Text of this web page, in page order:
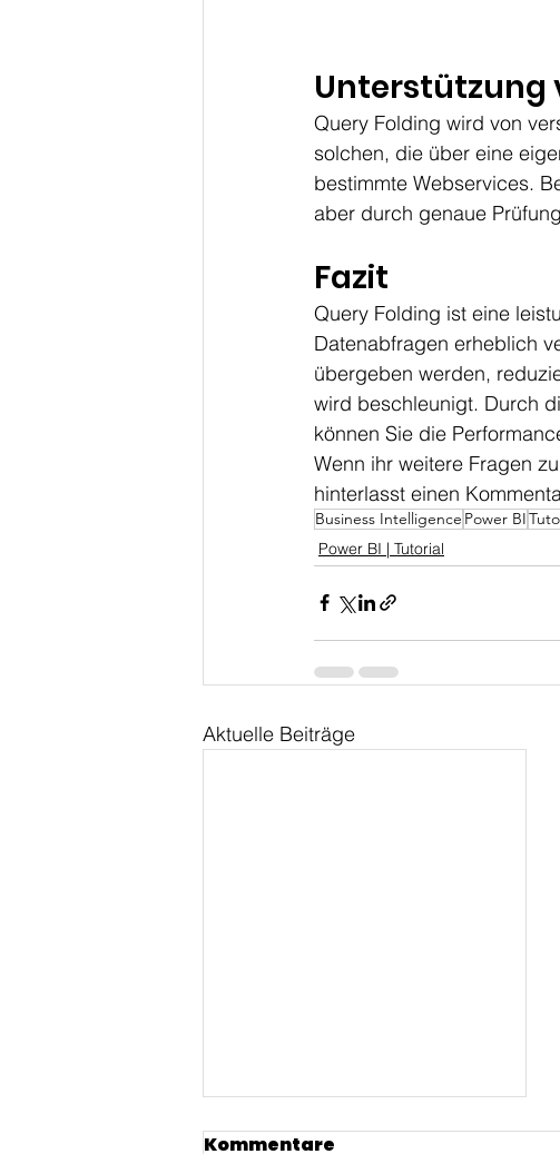
Unterstützung
Query Folding wird von
solchen, die über eine
bestimmte Webservices.
aber durch genaue
Fazit
Query Folding ist eine
Datenabfragen erheblich
übergeben werden,
wird beschleunigt. Durch
können Sie die
Wenn ihr weitere Fragen
hinterlasst einen
Business Intelligence Power BI
Power BI | Tutorial
Aktuelle Beiträge
Kommentare